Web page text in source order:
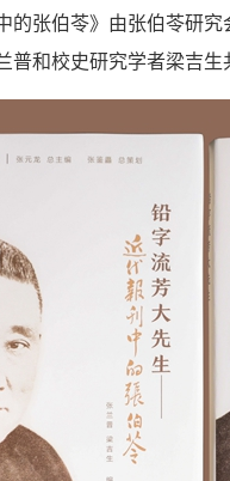
伯苓》由张伯苓研究
和校史研究学者梁吉生